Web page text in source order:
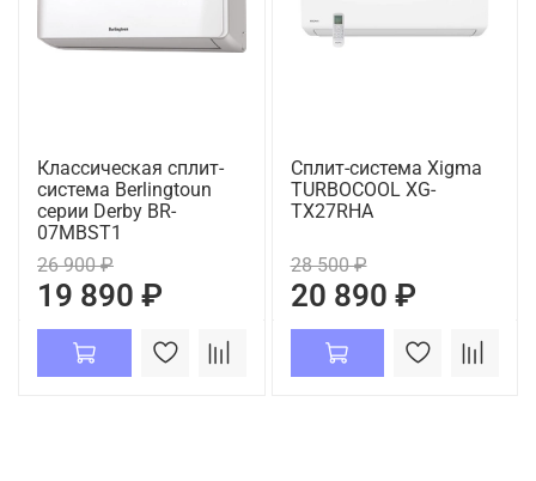
Классическая сплит-
система Berlingtoun
серии Derby BR-
07MBST1
26 900 ₽
19 890 ₽
Сплит-система Xigma
TURBOCOOL XG-
TX27RHA
28 500 ₽
20 890 ₽